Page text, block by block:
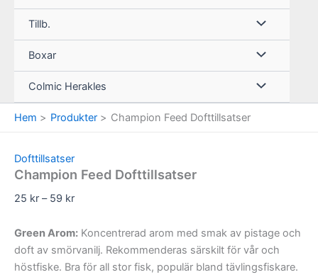
Tillb.
Boxar
Colmic Herakles
Hem Produkter Champion Feed Dofttillsatser
Dofttillsatser
Champion Feed Dofttillsatser
25 kr – 59 krPrisintervall:
till
59 kr
Green Arom: Koncentrerad arom med smak av pistage och
doft av smörvanilj. Rekommenderas särskilt för vår och
höstfiske. Bra för all stor fisk, populär bland tävlingsfiskare.